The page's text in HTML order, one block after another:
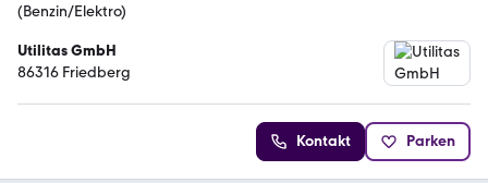
(Benzin/Elektro)
Utilitas GmbH
86316 Friedberg
Kontakt Parken